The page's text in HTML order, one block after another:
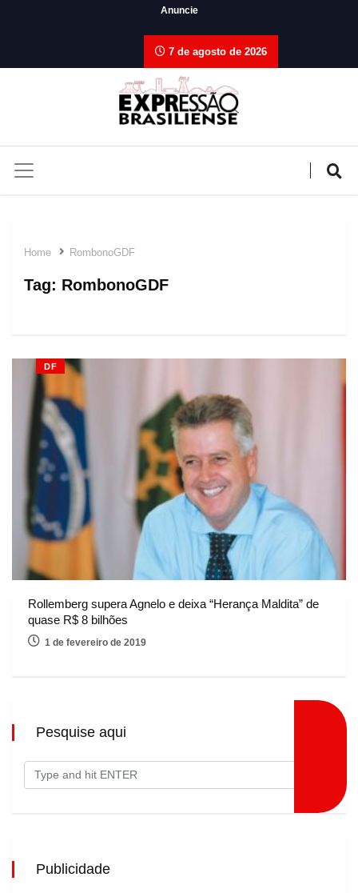
Anuncie
7 de agosto de 2026
Home RombonoGDF
Tag: RombonoGDF
DF
Rollemberg supera Agnelo e deixa “Herança Maldita” de
quase R$ 8 bilhões
1 de fevereiro de 2019
Pesquise aqui
Publicidade